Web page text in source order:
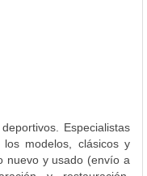
Especialistas
modelos, clásicos y
nuevo y usado (envío a